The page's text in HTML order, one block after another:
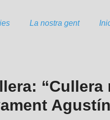
La nostra gent